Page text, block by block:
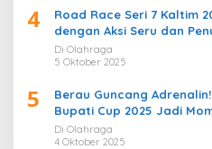
4
Road Race Seri 7 Kaltim
dengan Aksi Seru dan
Di Olahraga
5 Oktober 2025
5
Berau Guncang
Bupati Cup 2025 Jadi
Permanen 2026
Di Olahraga
4 Oktober 2025